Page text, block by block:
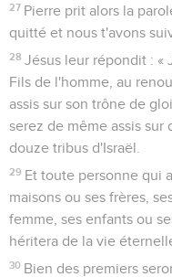
27 Pierre prit alors la
quitté et nous t'avons
28 Jésus leur répondit : «
Fils de l'homme, au
assis sur son trône de
serez de même assis
douze tribus d'Israël.
29 Et toute personne qui
maisons ou ses frères,
femme, ses enfants ou
héritera de la vie
30 Bien des premiers